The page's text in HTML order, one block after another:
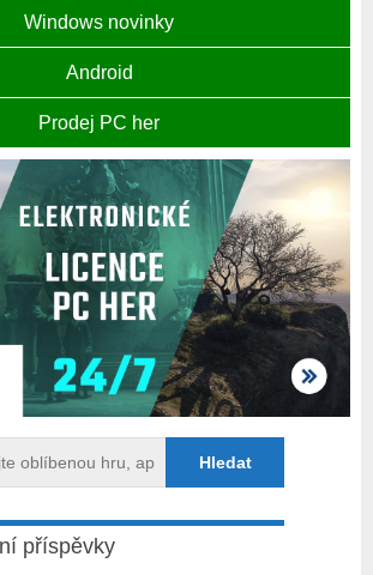
Windows novinky
Android
Prodej PC her
příspěvky